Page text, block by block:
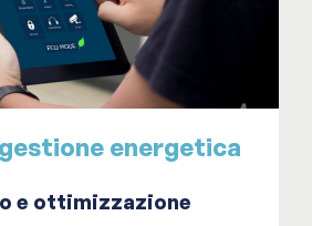
energetica
e ottimizzazione